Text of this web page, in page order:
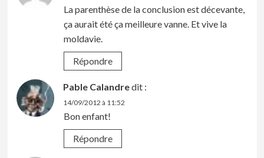
La parenthèse de la conclusion est décevante,
ça aurait été ça meilleure vanne. Et vive la
moldavie.
Répondre
Pable Calandredit :
14/09/2012 à 11:52
Bon enfant!
Répondre